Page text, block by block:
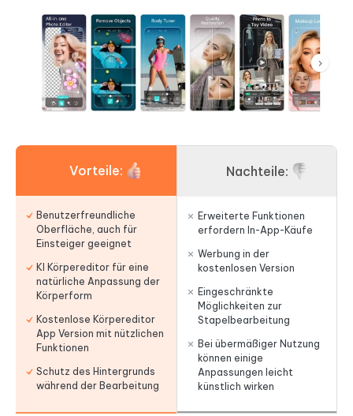
Vorteile:
Benutzerfreundliche
Oberfläche, auch für
Einsteiger geeignet
KI Körpereditor für eine
natürliche Anpassung der
Körperform
Kostenlose Körpereditor
App Version mit nützlichen
Funktionen
Schutz des Hintergrunds
während der Bearbeitung
Nachteile:
Erweiterte Funktionen
erfordern In-App-Käufe
Werbung in der
kostenlosen Version
Eingeschränkte
Möglichkeiten zur
Stapelbearbeitung
Bei übermäßiger Nutzung
können einige
Anpassungen leicht
künstlich wirken